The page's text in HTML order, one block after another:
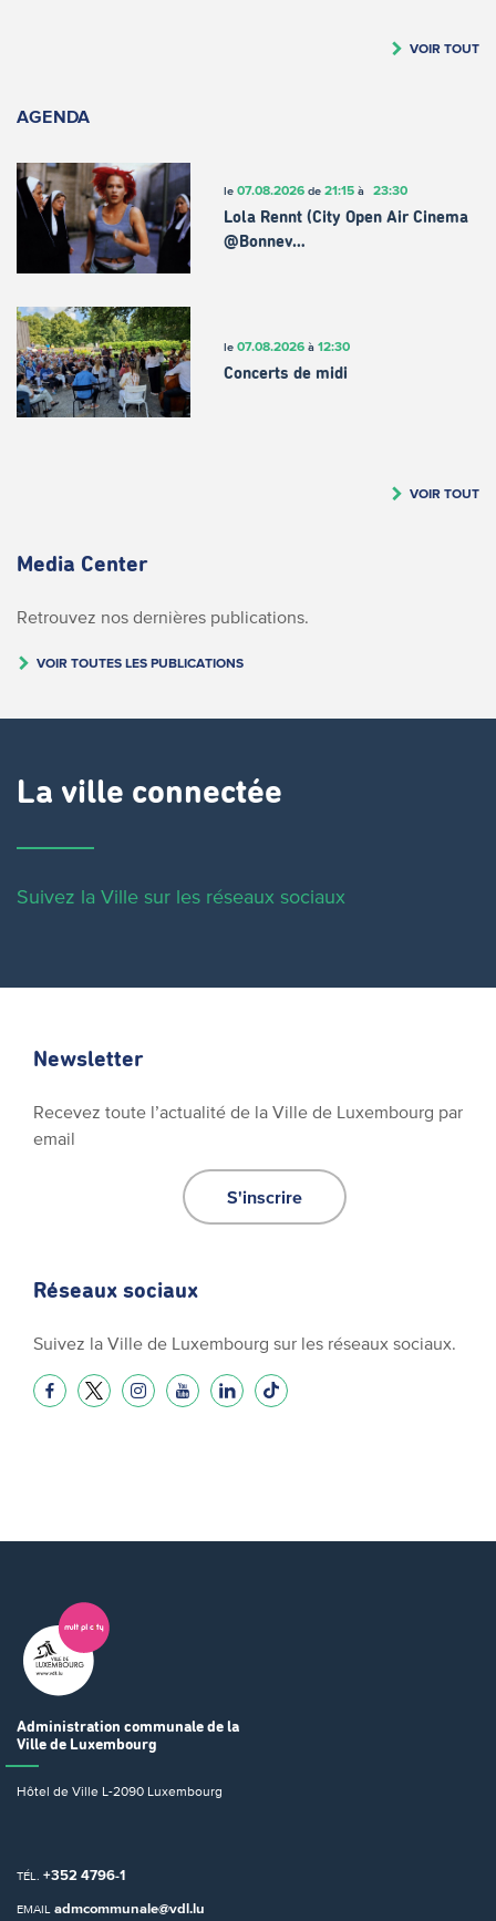
VOIR TOUT
AGENDA
le 07.08.2026de 21:15à 23:30
Lola Rennt (City Open Air Cinema
@Bonnev…
le 07.08.2026à 12:30
Concerts de midi
VOIR TOUT
Media Center
Retrouvez nos dernières publications.
VOIR TOUTES LES PUBLICATIONS
La ville connectée
Suivez la Ville sur les réseaux sociaux
Newsletter
Recevez toute l’actualité de la Ville de Luxembourg par
email
S'inscrire
Réseaux sociaux
Suivez la Ville de Luxembourg sur les réseaux sociaux.
Administration communale de la
Ville de Luxembourg
Hôtel de Ville L-2090 Luxembourg
TÉL. +352 4796-1
EMAIL admcommunale@vdl.lu